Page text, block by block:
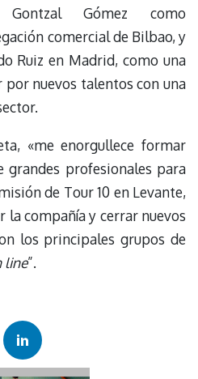
Gontzal Gómez como
comercial de Bilbao, y
Ruiz en Madrid, como una
nuevos talentos con una
«me enorgullece formar
grandes profesionales para
de Tour 10 en Levante,
la compañía y cerrar nuevos
los principales grupos de
line”.